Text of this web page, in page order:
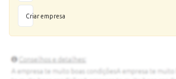
Criar empresa